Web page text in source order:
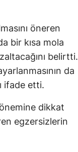
öneren
bir kısa mola
belirtti.
da
ifade etti.
dikkat
egzersizlerin